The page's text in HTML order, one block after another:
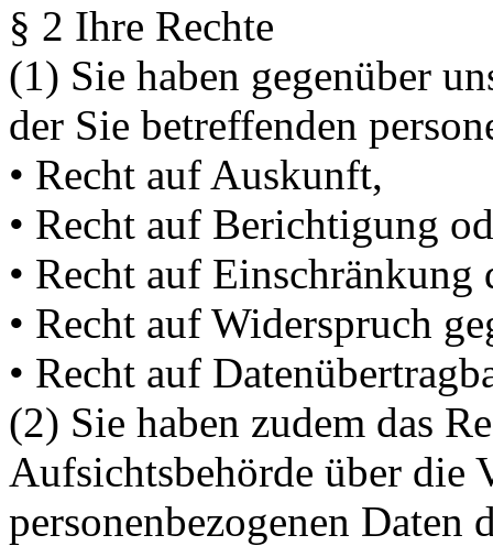
§ 2 Ihre Rechte
(1) Sie haben gegenüber
der Sie betreffenden
• Recht auf Auskunft,
• Recht auf Berichtigung
• Recht auf Einschränkung
• Recht auf Widerspruch
• Recht auf
(2) Sie haben zudem das
Aufsichtsbehörde über die
personenbezogenen Daten